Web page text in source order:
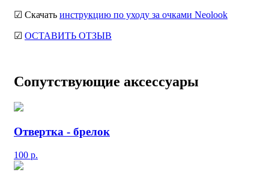
☑ Скачать инструкцию по уходу за очками Neolook
☑ ОСТАВИТЬ ОТЗЫВ
Сопутствующие аксессуары
Отвертка - брелок
100 р.